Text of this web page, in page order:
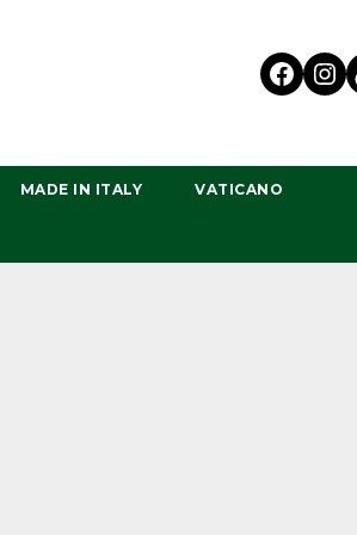
MADE IN ITALY VATICANO